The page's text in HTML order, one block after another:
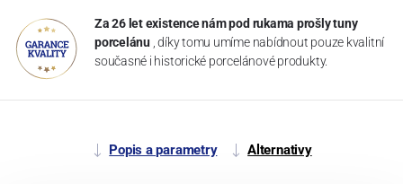
Za 26 let existence nám pod rukama prošly tuny
porcelánu , díky tomu umíme nabídnout pouze kvalitní
současné i historické porcelánové produkty.
Popis a parametry Alternativy